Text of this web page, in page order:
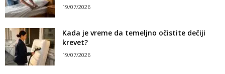
19/07/2026
Kada je vreme da temeljno očistite dečiji
krevet?
19/07/2026